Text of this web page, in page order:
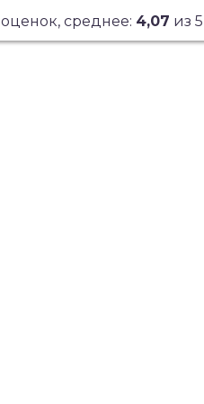
оценок, среднее: 4,07 из